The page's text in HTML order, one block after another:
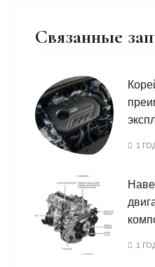
Связанные
1
1